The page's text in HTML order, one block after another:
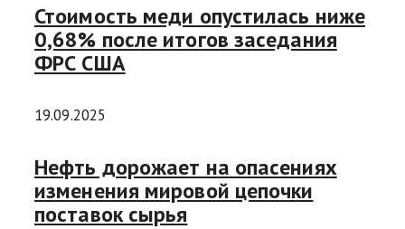
Стоимость меди опустилась ниже
0,68% после итогов заседания
ФРС США
19.09.2025
Нефть дорожает на опасениях
изменения мировой цепочки
поставок сырья